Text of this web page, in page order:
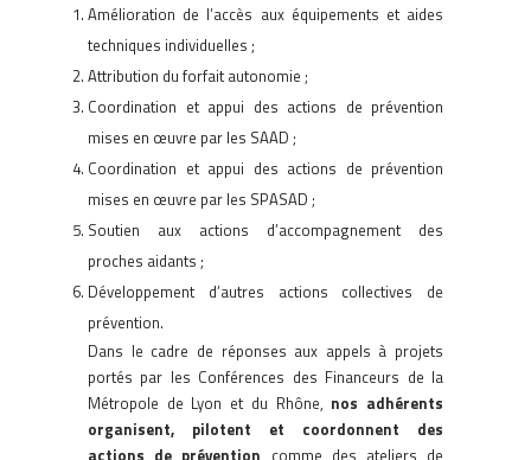
Amélioration de l’accès aux équipements et aides
techniques individuelles ;
Attribution du forfait autonomie ;
Coordination et appui des actions de prévention
mises en œuvre par les SAAD ;
Coordination et appui des actions de prévention
mises en œuvre par les SPASAD ;
Soutien aux actions d’accompagnement des
proches aidants ;
Développement d’autres actions collectives de
prévention.
Dans le cadre de réponses aux appels à projets
portés par les Conférences des Financeurs de la
Métropole de Lyon et du Rhône, nos adhérents
organisent, pilotent et coordonnent des